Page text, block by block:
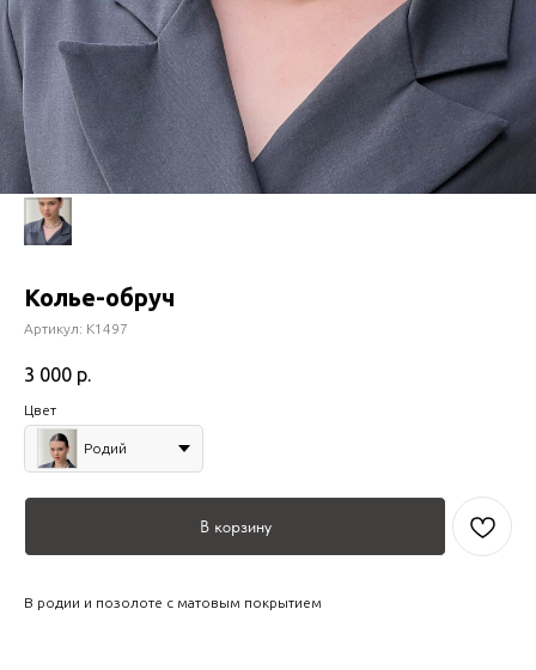
Колье-обруч
Артикул: К1497
3 000 р.
Цвет
Родий
В корзину
В родии и позолоте с матовым покрытием